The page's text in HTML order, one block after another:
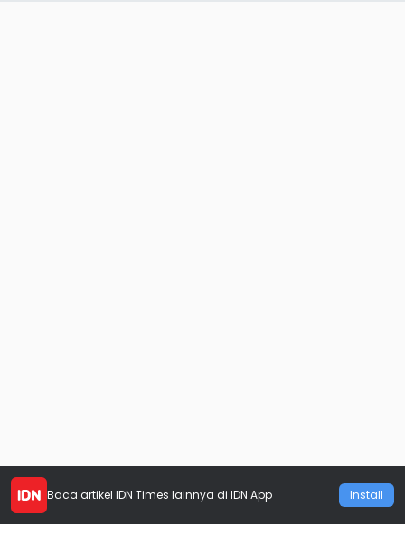
Baca artikel IDN Times lainnya di IDN App Install